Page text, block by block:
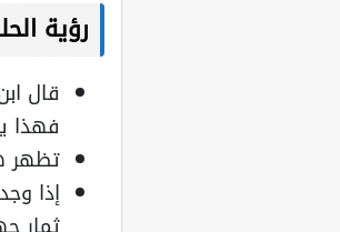
رؤية
قال
فهذا
تظهر
إذا